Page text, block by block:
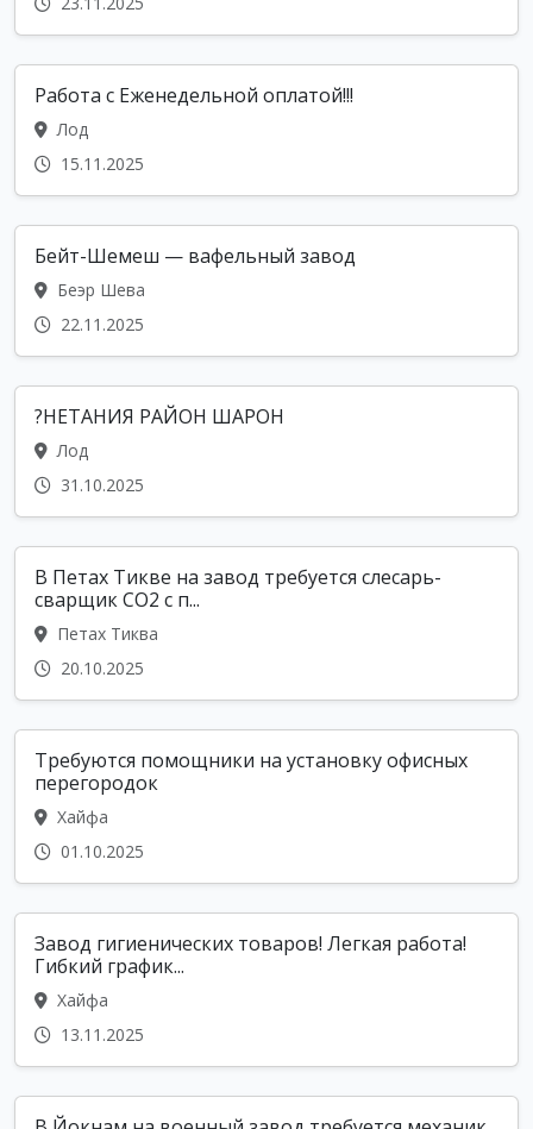
Работа с Еженедельной оплатой!!!
Лод
15.11.2025
Бейт-Шемеш — вафельный завод
Беэр Шева
22.11.2025
?НЕТАНИЯ РАЙОН ШАРОН
Лод
31.10.2025
В Петах Тикве на завод требуется слесарь-
сварщик СО2 с п...
Петах Тиква
20.10.2025
Требуются помощники на установку офисных
перегородок
Хайфа
01.10.2025
Завод гигиенических товаров! Легкая работа!
Гибкий график...
Хайфа
13.11.2025